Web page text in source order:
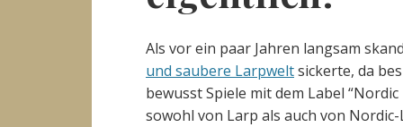
Als vor ein paar Jahren langsam
und saubere Larpweltsickerte, da
bewusst Spiele mit dem Label
sowohl von Larp als auch von